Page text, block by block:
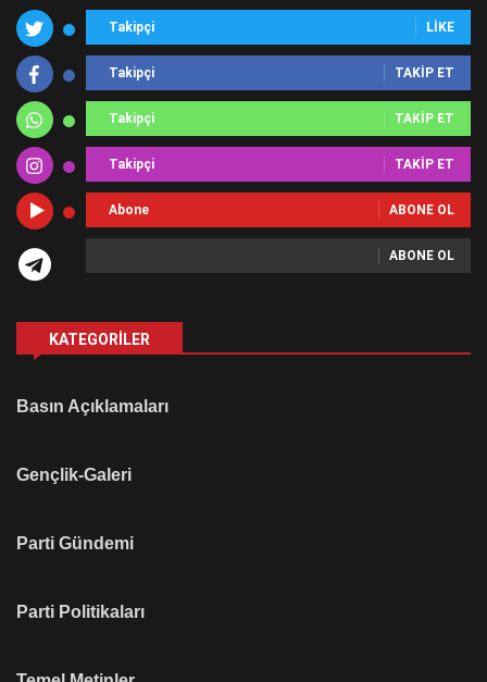
Takipçi LIKE
Takipçi TAKIP ET
Takipçi TAKIP ET
Takipçi TAKIP ET
Abone ABONE OL
ABONE OL
KATEGORILER
Basın Açıklamaları
Gençlik-Galeri
Parti Gündemi
Parti Politikaları